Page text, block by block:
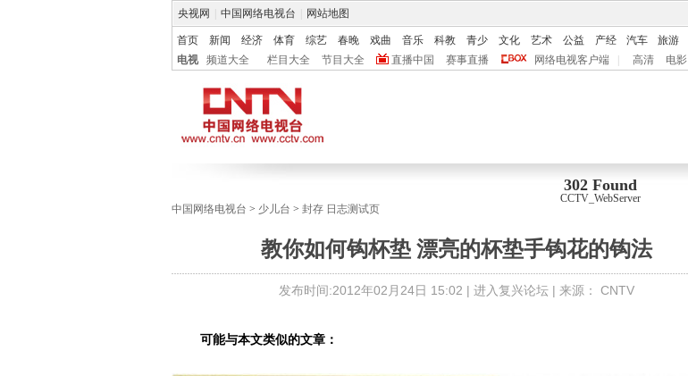
央视网 中国网络电视台 网站地图
首页 新闻 经济 体育 综艺 春晚 戏曲 音乐 科教 青少 文化 艺术 公益 产经 汽车 旅游
电视
频道大全 栏目大全 节目大全 直播中国 赛事直播 网络电视客户端 高清 电影
302 Found
CCTV_WebServer
中国网络电视台 > 少儿台 > 封存 日志测试页
教你如何钩杯垫 漂亮的杯垫手钩花的钩法
发布时间:2012年02月24日 15:02 | 进入复兴论坛| 来源： CNTV
可能与本文类似的文章：